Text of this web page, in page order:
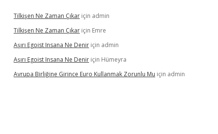
Tilkişen Ne Zaman Çıkar için admin
Tilkişen Ne Zaman Çıkar için Emre
Aşırı Egoist Insana Ne Denir için admin
Aşırı Egoist Insana Ne Denir için Hümeyra
Avrupa Birliğine Girince Euro Kullanmak Zorunlu Mu için admin